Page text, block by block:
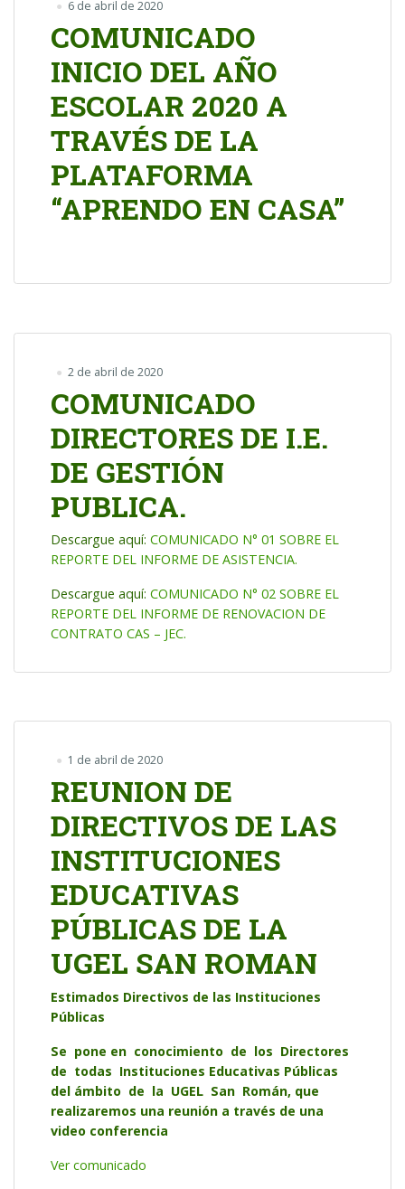
6 de abril de 2020
COMUNICADO
INICIO DEL AÑO
ESCOLAR 2020 A
TRAVÉS DE LA
PLATAFORMA
“APRENDO EN CASA”
2 de abril de 2020
COMUNICADO
DIRECTORES DE I.E.
DE GESTIÓN
PUBLICA.
Descargue aquí: COMUNICADO N° 01 SOBRE EL
REPORTE DEL INFORME DE ASISTENCIA.
Descargue aquí: COMUNICADO N° 02 SOBRE EL
REPORTE DEL INFORME DE RENOVACION DE
CONTRATO CAS – JEC.
1 de abril de 2020
REUNION DE
DIRECTIVOS DE LAS
INSTITUCIONES
EDUCATIVAS
PÚBLICAS DE LA
UGEL SAN ROMAN
Estimados Directivos de las Instituciones
Públicas
Se pone en conocimiento de los Directores
de todas Instituciones Educativas Públicas
del ámbito de la UGEL San Román, que
realizaremos una reunión a través de una
video conferencia
Ver comunicado